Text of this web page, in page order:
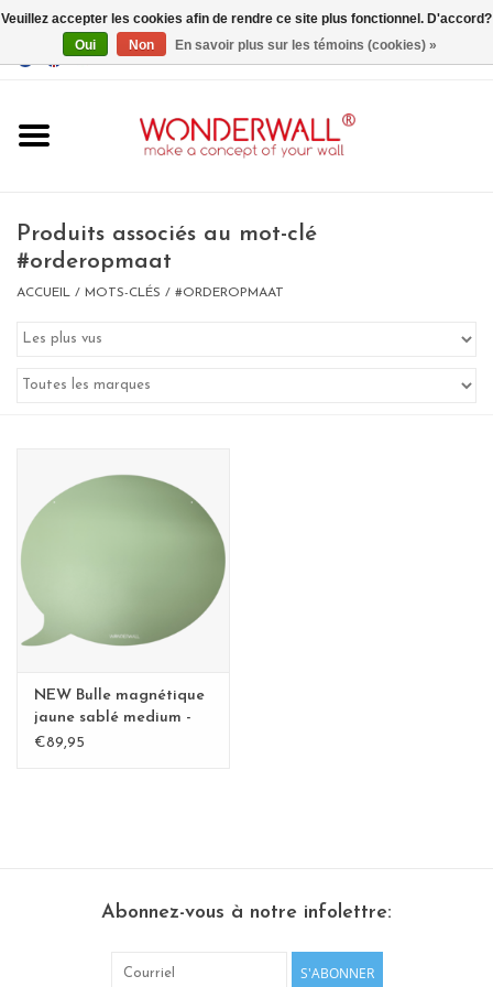
EUR/GBP
Etagères Shelves
Rectangulaire, carrées, rondes
tableau magnétique
Produits associés au mot-clé
#orderopmaat
ACCUEIL / MOTS-CLÉS / #ORDEROPMAAT
NEW Bulle magnétique
jaune sablé medium -
Copy - Copy - Copy
€89,95
Abonnez-vous à notre infolettre:
S'ABONNER
Veuillez accepter les cookies afin de rendre ce site plus fonctionnel. D'accord?
Oui
Non En savoir plus sur les témoins (cookies) »